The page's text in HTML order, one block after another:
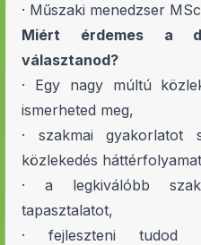
· Műszaki menedzser
Miért érdemes a
választanod?
· Egy nagy múltú
ismerheted meg,
· szakmai gyakorlatot
közlekedés
· a legkiválóbb
tapasztalatot,
· fejleszteni tudod